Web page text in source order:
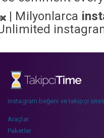
| Milyonlarca
instagram beğeni ve takipçi
Araçlar
Paketler